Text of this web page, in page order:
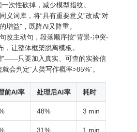
次性砍掉，减少模型指纹。
义词库，将“具有重要意义”改成“对
增益”，既降AI又降重。
改主动句，段落顺序按“背景-冲突-
，让整体框架脱离模板。
”——只要加入真实、可查的实验信
会判定“人类写作概率>85%”。
前AI率 处理后AI率 耗时
48% 3 min
31% 1 min